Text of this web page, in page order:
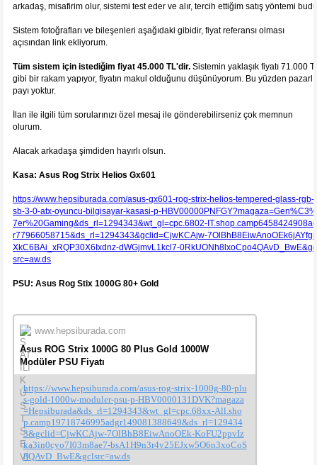
arkadaş, misafirim olur, sistemi test eder ve alır, tercih ettiğim satış yöntemi
Sistem fotoğrafları ve bileşenleri aşağıdaki gibidir, fiyat referansı olması
açısından link ekliyorum.
Tüm sistem için istediğim fiyat 45.000 TL'dir. Sistemin yaklaşık fiyatı 71.000
gibi bir rakam yapıyor, fiyatın makul olduğunu düşünüyorum. Bu yüzden
payı yoktur.
İlan ile ilgili tüm sorularınızı özel mesaj ile gönderebilirseniz çok memnun
olurum.
Alacak arkadaşa şimdiden hayırlı olsun.
Kasa: Asus Rog Strix Helios Gx601
https://www.hepsiburada.com/asus-gx601-rog-strix-helios-tempered-glass-rgb-
sb-3-0-atx-oyuncu-bilgisayar-kasasi-p-
7er%20Gaming&ds_rl=1294343&wt_gl=cpc.6802-
r77966058715&ds_rl=1294343&gclid=CjwKCAjw-
XkC6BAi_xRQP30X6Ixdnz-dWGjmvL1kcl7-
src=aw.ds
PSU: Asus Rog Stix 1000G 80+ Gold
www.hepsiburada.com
Asus ROG Strix 1000G 80 Plus Gold 1000W
Modüler PSU Fiyatı
https://www.hepsiburada.com/asus-rog-strix-1000g-80-plu
s-gold-1000w-moduler-psu-p-HBV0000131DVK?magaza
=Hepsiburada&ds_rl=1294343&wt_gl=cpc.68xx-All.sho
p.camp19718746995adgr149081388649&ds_rl=129434
3&gclid=CjwKCAjw-7OlBhB8EiwAnoOEk-KoFU2ppvIz
ka3in0cyo7I03m8ae7-bsA1H9n3r4v25EJxw5O6n3xoCoS
8QAvD_BwE&gclsrc=aw.ds